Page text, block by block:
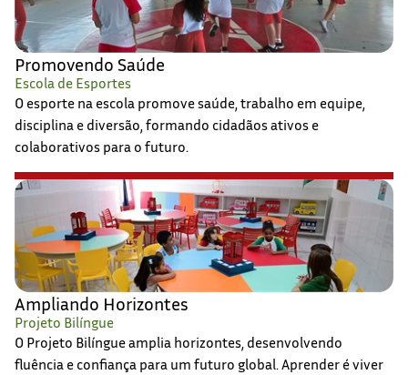
Promovendo Saúde
Escola de Esportes
O esporte na escola promove saúde, trabalho em equipe,
disciplina e diversão, formando cidadãos ativos e
colaborativos para o futuro.
Ampliando Horizontes
Projeto Bilíngue
O Projeto Bilíngue amplia horizontes, desenvolvendo
fluência e confiança para um futuro global. Aprender é viver